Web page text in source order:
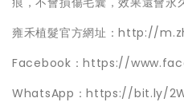
雍禾植髮官方網址：http://
Facebook：https://
WhatsApp：https://bit.ly/